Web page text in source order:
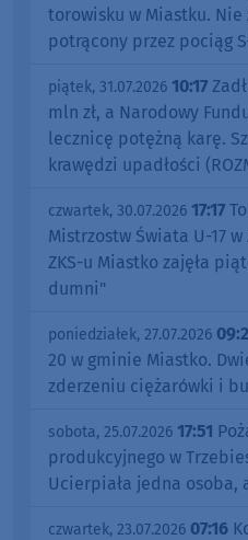
torowisku w Miastku. Nie
potrącony przez pociąg
piątek, 31.07.2026 10:17
mln zł, a Narodowy
lecznicę potężną karę.
krawędzi upadłości
czwartek, 30.07.2026 17:17
Mistrzostw Świata U-17
ZKS-u Miastko zajęła
dumni"
poniedziałek, 27.07.2026
20 w gminie Miastko.
zderzeniu ciężarówki i
sobota, 25.07.2026 17:51
produkcyjnego w
Ucierpiała jedna osoba,
czwartek, 23.07.2026 07:16